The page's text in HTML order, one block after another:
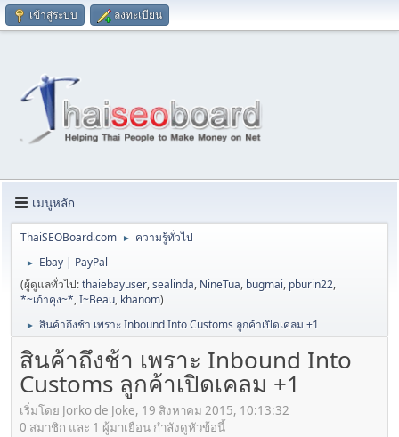
เข้าสู่ระบบ ลงทะเบียน
เมนูหลัก
ThaiSEOBoard.com ► ความรู้ทั่วไป
►
Ebay | PayPal
(ผู้ดูแลทั่วไป:thaiebayuser,sealinda, NineTua, bugmai, pburin22,
*~เก้าคุง~*,I~Beau, khanom)
► สินค้าถึงช้า เพราะ Inbound Into Customs ลูกค้าเปิดเคลม +1
สินค้าถึงช้า เพราะ Inbound Into
Customs ลูกค้าเปิดเคลม +1
เริ่มโดย Jorko de Joke, 19 สิงหาคม 2015, 10:13:32
0 สมาชิก และ 1 ผู้มาเยือน กำลังดูหัวข้อนี้